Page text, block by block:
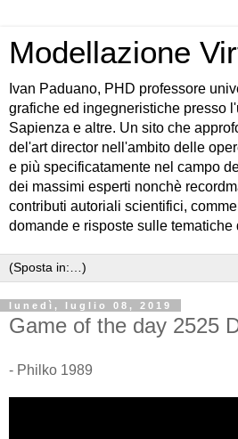
Modellazione
Ivan Paduano, PHD professore
grafiche ed ingegneristiche presso
Sapienza e altre. Un sito che
del'art director nell'ambito delle
e più specificatamente nel campo
dei massimi esperti nonchè
contributi autoriali scientifici,
domande e risposte sulle
lunedì, luglio 08, 2019
Game of the day 2525
- Philko 1989